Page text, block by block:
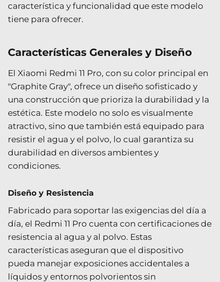
característica y funcionalidad que este modelo
tiene para ofrecer.
Características Generales y Diseño
El Xiaomi Redmi 11 Pro, con su color principal en
"Graphite Gray", ofrece un diseño sofisticado y
una construcción que prioriza la durabilidad y la
estética. Este modelo no solo es visualmente
atractivo, sino que también está equipado para
resistir el agua y el polvo, lo cual garantiza su
durabilidad en diversos ambientes y
condiciones.
Diseño y Resistencia
Fabricado para soportar las exigencias del día a
día, el Redmi 11 Pro cuenta con certificaciones de
resistencia al agua y al polvo. Estas
características aseguran que el dispositivo
pueda manejar exposiciones accidentales a
líquidos y entornos polvorientos sin